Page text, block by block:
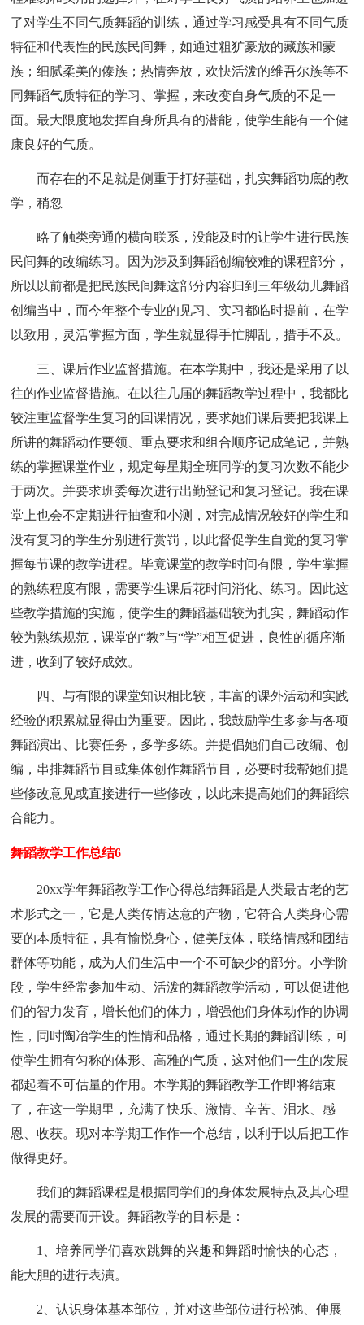
了对学生不同气质舞蹈的训练，通过学习感受具有不同气质
特征和代表性的民族民间舞，如通过粗犷豪放的藏族和蒙
族；细腻柔美的傣族；热情奔放，欢快活泼的维吾尔族等不
同舞蹈气质特征的学习、掌握，来改变自身气质的不足一
面。最大限度地发挥自身所具有的潜能，使学生能有一个健
康良好的气质。
而存在的不足就是侧重于打好基础，扎实舞蹈功底的教
学，稍忽
略了触类旁通的横向联系，没能及时的让学生进行民族
民间舞的改编练习。因为涉及到舞蹈创编较难的课程部分，
所以以前都是把民族民间舞这部分内容归到三年级幼儿舞蹈
创编当中，而今年整个专业的见习、实习都临时提前，在学
以致用，灵活掌握方面，学生就显得手忙脚乱，措手不及。
三、课后作业监督措施。在本学期中，我还是采用了以
往的作业监督措施。在以往几届的舞蹈教学过程中，我都比
较注重监督学生复习的回课情况，要求她们课后要把我课上
所讲的舞蹈动作要领、重点要求和组合顺序记成笔记，并熟
练的掌握课堂作业，规定每星期全班同学的复习次数不能少
于两次。并要求班委每次进行出勤登记和复习登记。我在课
堂上也会不定期进行抽查和小测，对完成情况较好的学生和
没有复习的学生分别进行赏罚，以此督促学生自觉的复习掌
握每节课的教学进程。毕竟课堂的教学时间有限，学生掌握
的熟练程度有限，需要学生课后花时间消化、练习。因此这
些教学措施的实施，使学生的舞蹈基础较为扎实，舞蹈动作
较为熟练规范，课堂的“教”与“学”相互促进，良性的循序渐
进，收到了较好成效。
四、与有限的课堂知识相比较，丰富的课外活动和实践
经验的积累就显得由为重要。因此，我鼓励学生多参与各项
舞蹈演出、比赛任务，多学多练。并提倡她们自己改编、创
编，串排舞蹈节目或集体创作舞蹈节目，必要时我帮她们提
些修改意见或直接进行一些修改，以此来提高她们的舞蹈综
合能力。
舞蹈教学工作总结6
20xx学年舞蹈教学工作心得总结舞蹈是人类最古老的艺
术形式之一，它是人类传情达意的产物，它符合人类身心需
要的本质特征，具有愉悦身心，健美肢体，联络情感和团结
群体等功能，成为人们生活中一个不可缺少的部分。小学阶
段，学生经常参加生动、活泼的舞蹈教学活动，可以促进他
们的智力发育，增长他们的体力，增强他们身体动作的协调
性，同时陶冶学生的性情和品格，通过长期的舞蹈训练，可
使学生拥有匀称的体形、高雅的气质，这对他们一生的发展
都起着不可估量的作用。本学期的舞蹈教学工作即将结束
了，在这一学期里，充满了快乐、激情、辛苦、泪水、感
恩、收获。现对本学期工作作一个总结，以利于以后把工作
做得更好。
我们的舞蹈课程是根据同学们的身体发展特点及其心理
发展的需要而开设。舞蹈教学的目标是：
1、培养同学们喜欢跳舞的兴趣和舞蹈时愉快的心态，
能大胆的进行表演。
2、认识身体基本部位，并对这些部位进行松弛、伸展